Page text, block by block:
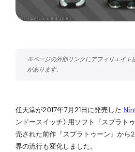
任天堂が2017年7月21日に発売した
ンドースイッチ) 用ソフト『スプラト
売された前作『スプラトゥーン』から
界の流行も変化しました。